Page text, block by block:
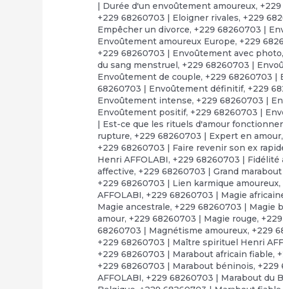
| Durée d'un envoûtement amoureux,
+229 68260703 | Eloigner rivales, +229
Empêcher un divorce, +229 68260703 |
Envoûtement amoureux Europe, +229
+229 68260703 | Envoûtement avec photo,
du sang menstruel, +229 68260703 |
Envoûtement de couple, +229 68260703 |
68260703 | Envoûtement définitif, +229
Envoûtement intense, +229 68260703 |
Envoûtement positif, +229 68260703 |
| Est-ce que les rituels d'amour
rupture, +229 68260703 | Expert en amour,
+229 68260703 | Faire revenir son ex
Henri AFFOLABI, +229 68260703 | Fidélité
affective, +229 68260703 | Grand
+229 68260703 | Lien karmique amoureux,
AFFOLABI, +229 68260703 | Magie
Magie ancestrale, +229 68260703 | Magie
amour, +229 68260703 | Magie rouge,
68260703 | Magnétisme amoureux, +229
+229 68260703 | Maître spirituel Henri
+229 68260703 | Marabout africain fiable,
+229 68260703 | Marabout béninois, +229
AFFOLABI, +229 68260703 | Marabout du